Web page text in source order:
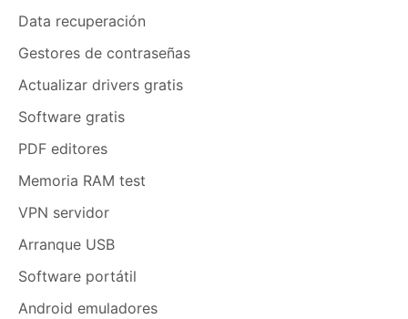
Data recuperación
Gestores de contraseñas
Actualizar drivers gratis
Software gratis
PDF editores
Memoria RAM test
VPN servidor
Arranque USB
Software portátil
Android emuladores